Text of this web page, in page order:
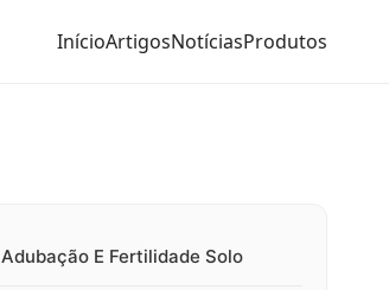
InícioArtigosNotíciasProdutos
Adubação E Fertilidade Solo